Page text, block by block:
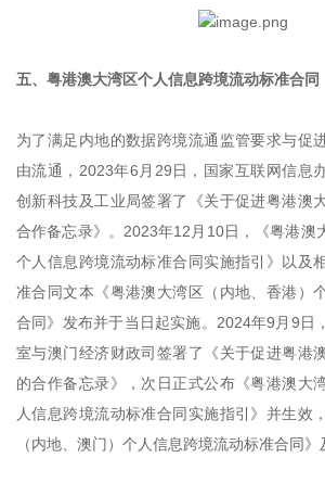
五、粤港澳大湾区个人信息跨境流动标准合同
为了满足内地的数据跨境流通监管要求与促
由流通，2023年6月29日，国家互联网信息
创新科技及工业局签署了《关于促进粤港澳
合作备忘录》。2023年12月10日，《粤港澳
个人信息跨境流动标准合同实施指引》以及
准合同文本《粤港澳大湾区（内地、香港）
合同》发布并于当日起实施。2024年9月9日
室与澳门经济财政司签署了《关于促进粤港
的合作备忘录》，次日正式公布《粤港澳大
人信息跨境流动标准合同实施指引》并生效
（内地、澳门）个人信息跨境流动标准合同》